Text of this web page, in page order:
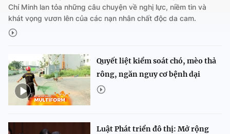
Chí Minh lan tỏa những câu chuyện về nghị lực, niềm tin và
khát vọng vươn lên của các nạn nhân chất độc da cam.
Quyết liệt kiểm soát chó, mèo thả
rông, ngăn nguy cơ bệnh dại
Luật Phát triển đô thị: Mở rộng